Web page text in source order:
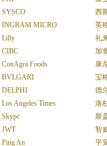
SYSCO
西
INGRAM MICRO
英
Lilly
礼
CIBC
加
ConAgra Foods
康
BVLGARI
宝
DELPHI
德
Los Angeles Times
洛
Skype
斯
JWT
智
Ping An 平